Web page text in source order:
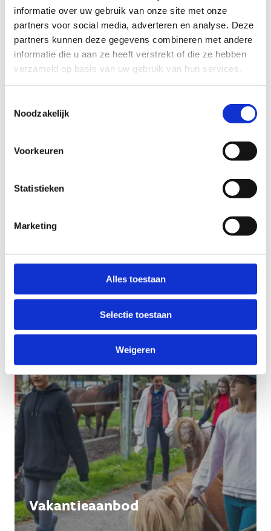
informatie over uw gebruik van onze site met onze
partners voor social media, adverteren en analyse. Deze
partners kunnen deze gegevens combineren met andere
informatie die u aan ze heeft verstrekt of die ze hebben
verzameld op basis van uw gebruik van hun services.
Noodzakelijk
Voorkeuren
Statistieken
Marketing
Alles toestaan
Selectie toestaan
Weigeren
Ook interessant voor jou
Ponyfeestje
Vakantieaanbod